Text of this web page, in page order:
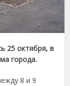
25 октября, в
города.
8 и 9